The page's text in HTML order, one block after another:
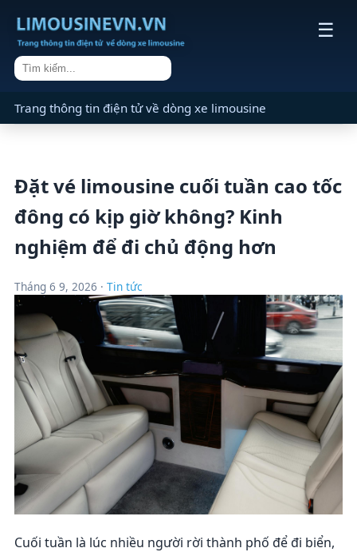
☰
Trang thông tin điện tử về dòng xe limousine
Đặt vé limousine cuối tuần cao tốc
đông có kịp giờ không? Kinh
nghiệm để đi chủ động hơn
Tháng 6 9, 2026 · Tin tức
Cuối tuần là lúc nhiều người rời thành phố để đi biển,